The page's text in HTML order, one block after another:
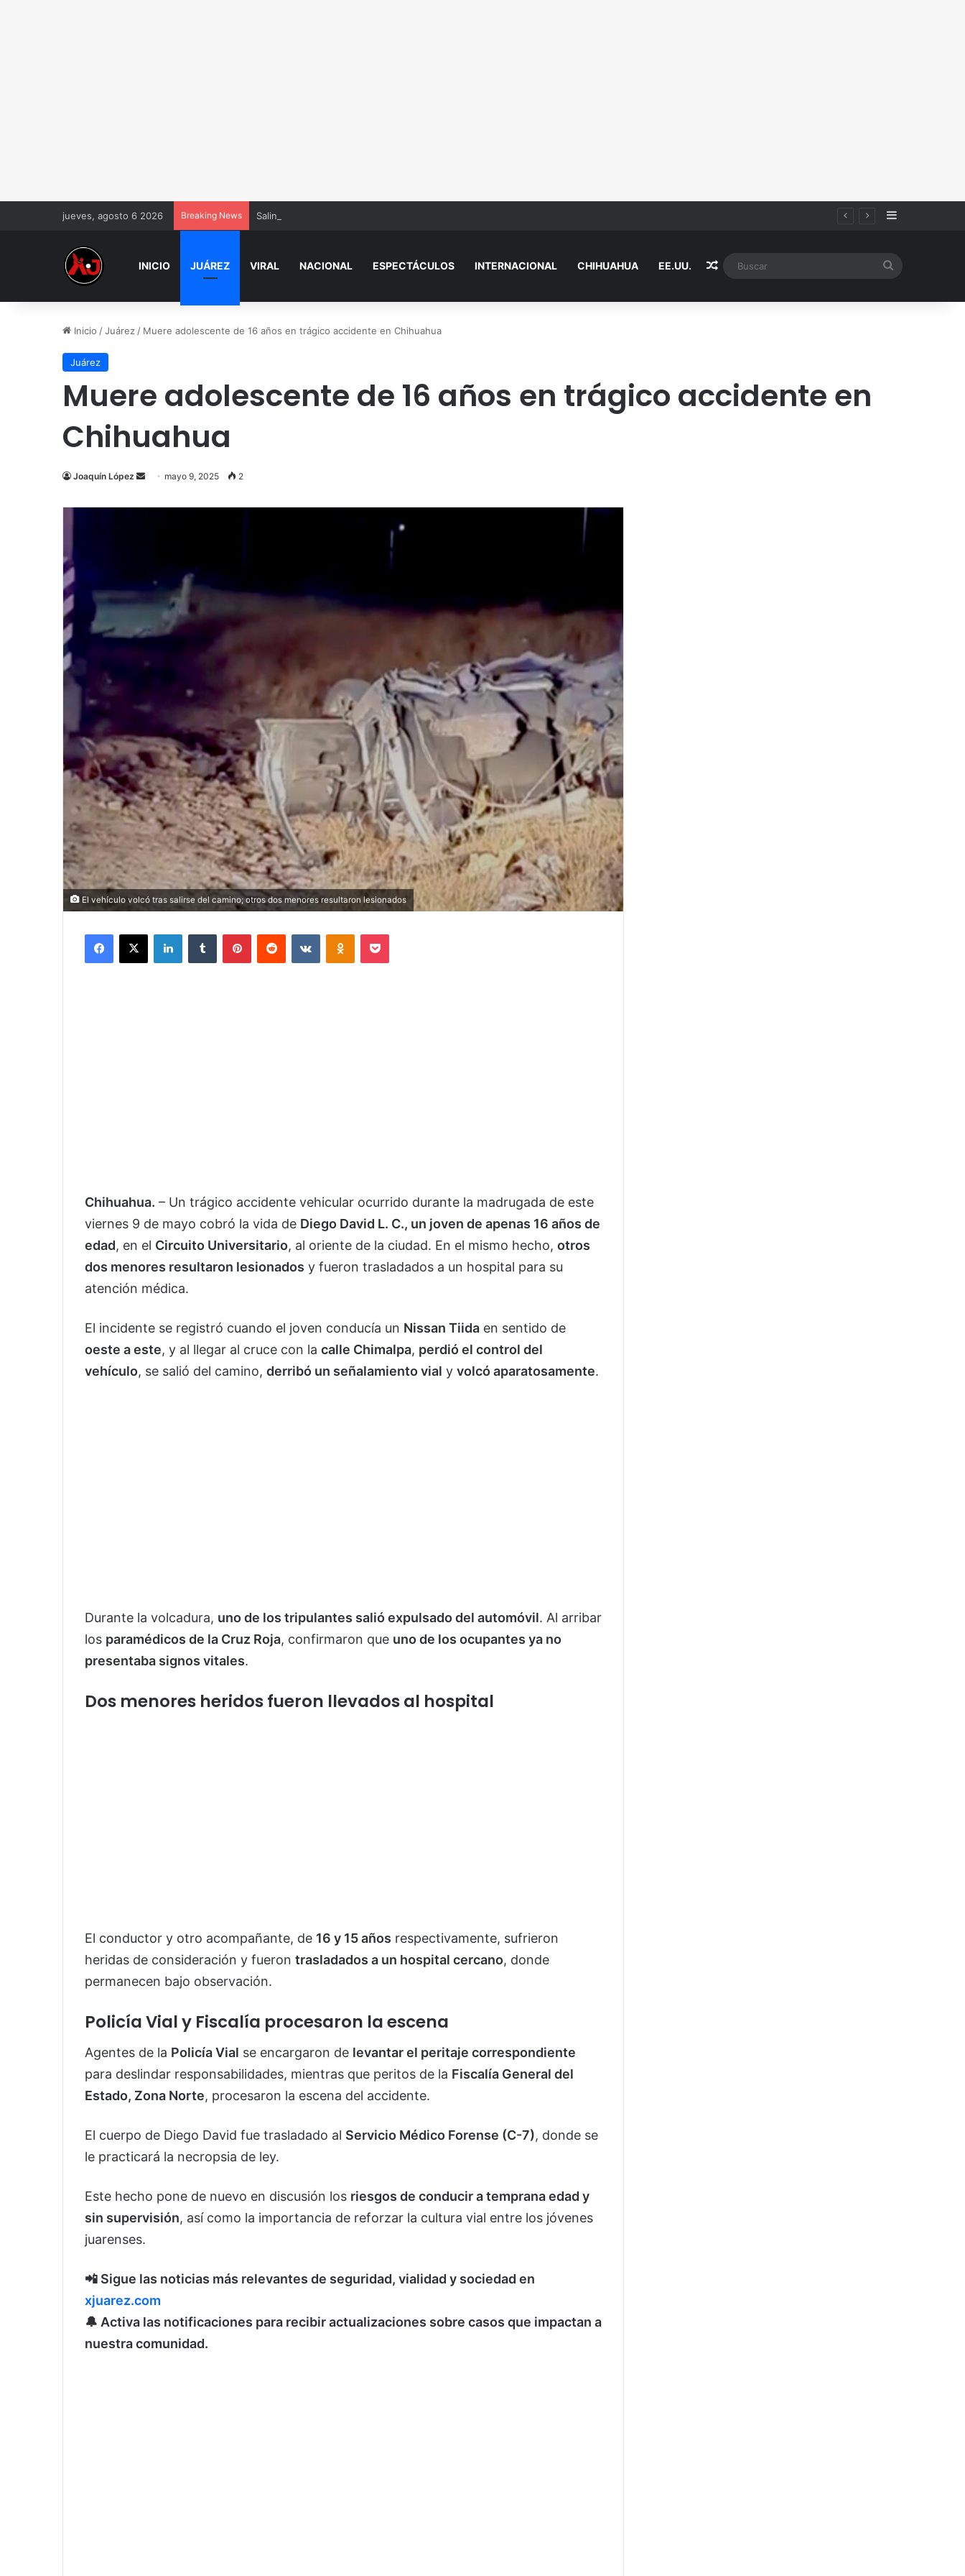
jueves, agosto 6 2026 Breaking News Salinas Pliego explica por qué sacó a Aristegui y Solórzano de TV Azteca Sidebar
INICIO JUÁREZ VIRAL NACIONAL ESPECTÁCULOS INTERNACIONAL CHIHUAHUA EE.UU. Random Article
Inicio /Juárez / Muere adolescente de 16 años en trágico accidente en Chihuahua
Juárez
Muere adolescente de 16 años en trágico accidente en
Chihuahua
Joaquín López
Send
email
mayo 9, 2025 2
El vehículo volcó tras salirse del camino; otros dos menores resultaron lesionados
Facebook
X LinkedInTumblr PinterestReddit VKontakteOdnoklassniki
Pocket
Chihuahua. – Un trágico accidente vehicular ocurrido durante la madrugada de este
viernes 9 de mayo cobró la vida de Diego David L. C., un joven de apenas 16 años de
edad, en el Circuito Universitario, al oriente de la ciudad. En el mismo hecho, otros
dos menores resultaron lesionados y fueron trasladados a un hospital para su
atención médica.
El incidente se registró cuando el joven conducía un Nissan Tiida en sentido de
oeste a este, y al llegar al cruce con la calle Chimalpa, perdió el control del
vehículo, se salió del camino, derribó un señalamiento vial y volcó aparatosamente.
Durante la volcadura, uno de los tripulantes salió expulsado del automóvil. Al arribar
los paramédicos de la Cruz Roja, confirmaron que uno de los ocupantes ya no
presentaba signos vitales.
Dos menores heridos fueron llevados al hospital
El conductor y otro acompañante, de 16 y 15 años respectivamente, sufrieron
heridas de consideración y fueron trasladados a un hospital cercano, donde
permanecen bajo observación.
Policía Vial y Fiscalía procesaron la escena
Agentes de la Policía Vial se encargaron de levantar el peritaje correspondiente
para deslindar responsabilidades, mientras que peritos de la Fiscalía General del
Estado, Zona Norte, procesaron la escena del accidente.
El cuerpo de Diego David fue trasladado al Servicio Médico Forense (C-7), donde se
le practicará la necropsia de ley.
Este hecho pone de nuevo en discusión los riesgos de conducir a temprana edad y
sin supervisión, así como la importancia de reforzar la cultura vial entre los jóvenes
juarenses.
📲 Sigue las noticias más relevantes de seguridad, vialidad y sociedad en
xjuarez.com
🔔 Activa las notificaciones para recibir actualizaciones sobre casos que impactan a
nuestra comunidad.